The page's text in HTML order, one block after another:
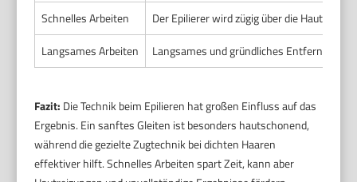
Schnelles Arbeiten
Der Epilierer wird zügig über die Haut
Langsames Arbeiten
Langsames und gründliches Entfernen
Fazit: Die Technik beim Epilieren hat großen Einfluss auf das
Ergebnis. Ein sanftes Gleiten ist besonders hautschonend,
während die gezielte Zugtechnik bei dichten Haaren
effektiver hilft. Schnelles Arbeiten spart Zeit, kann aber